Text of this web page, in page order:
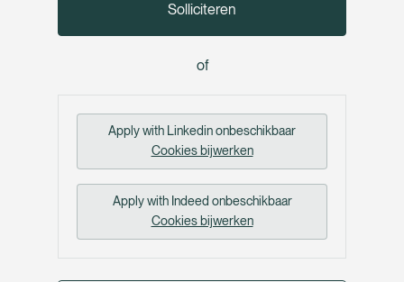
Solliciteren
of
Apply with Linkedinonbeschikbaar
Cookies bijwerken
Apply with Indeed onbeschikbaar
Cookies bijwerken